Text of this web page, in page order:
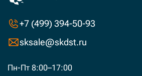
+7 (499) 394-50-93
sksale@skdst.ru
Пн-Пт 8:00–17:00